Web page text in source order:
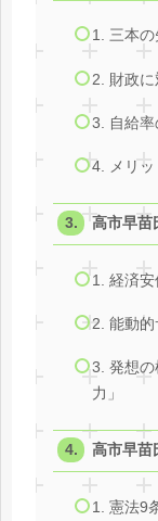
1. 三本の
2. 財政
3. 自給
4. メリッ
高市早苗
1. 経済安
2. 能動的
3. 発想
力」
高市早苗
1. 憲法9